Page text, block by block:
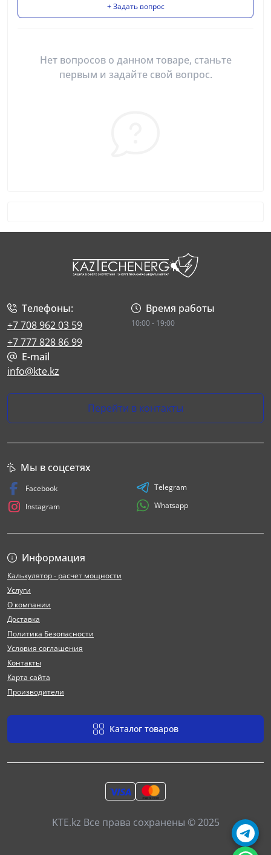
+ Задать вопрос
Нет вопросов о данном товаре, станьте
первым и задайте свой вопрос.
Телефоны:
+7 708 962 03 59
+7 777 828 86 99
Время работы
10:00 - 19:00
E-mail
info@kte.kz
Перейти в контакты
Информация
Калькулятор - расчет мощности
Услуги
О компании
Доставка
Политика Безопасности
Условия соглашения
Контакты
Карта сайта
Производители
Каталог товаров
Мы в соцсетях
Facebook
Instagram
Telegram
Whatsapp
KTE.kz Все права сохранены © 2025